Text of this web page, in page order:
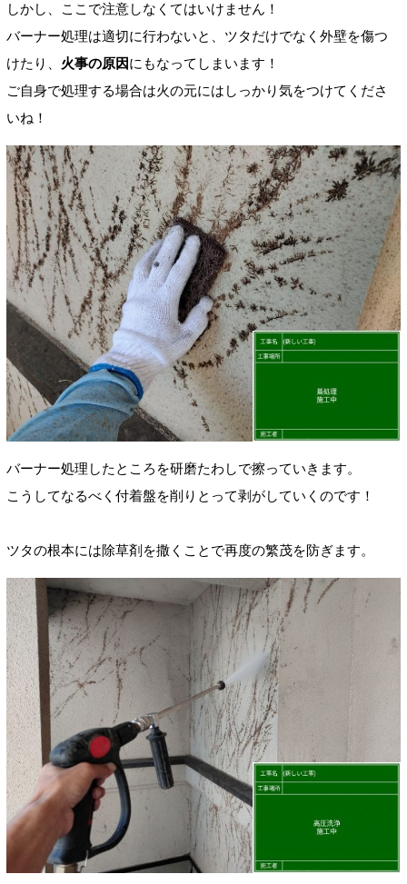
しかし、ここで注意しなくてはいけません！
バーナー処理は適切に行わないと、ツタだけでなく外壁を傷つ
けたり、 火事の原因にもなってしまいます！
ご自身で処理する場合は火の元にはしっかり気をつけてくださ
いね！
バーナー処理したところを研磨たわしで擦っていきます。
こうしてなるべく付着盤を削りとって剥がしていくのです！
ツタの根本には除草剤を撒くことで再度の繁茂を防ぎます。